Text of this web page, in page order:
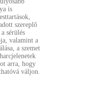
is
szereplő
sérülés
valamint a
a szemet
arra, hogy
váljon.